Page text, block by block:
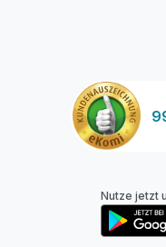
Nutze jetzt